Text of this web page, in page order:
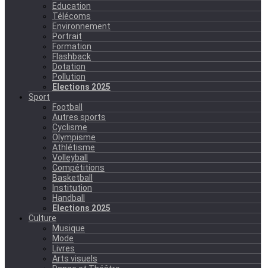
Education
Télécoms
Environnement
Portrait
Formation
Flashback
Dotation
Pollution
Elections 2025
Sport
Football
Autres sports
Cyclisme
Olympisme
Athlétisme
Volleyball
Compétitions
Basketball
Institution
Handball
Elections 2025
Culture
Musique
Mode
Livres
Arts visuels